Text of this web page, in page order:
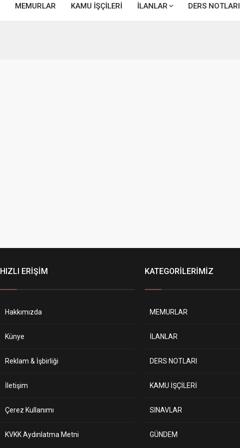
MEMURLAR KAMU İŞÇİLERİ İLANLAR DERS NOTLARI
HIZLI ERİŞİM
Hakkımızda
Künye
Reklam & İşbirliği
İletişim
Çerez Kullanımı
KVKK Aydınlatma Metni
KATEGORİLERİMİZ
MEMURLAR
İLANLAR
DERS NOTLARI
KAMU İŞÇİLERİ
SINAVLAR
GÜNDEM